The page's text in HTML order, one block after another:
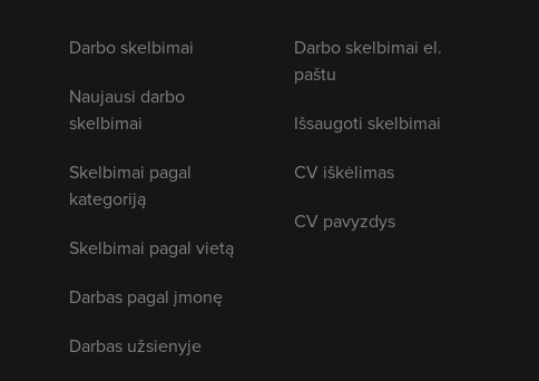
Darbo skelbimai
Naujausi darbo
skelbimai
Skelbimai pagal
kategoriją
Skelbimai pagal vietą
Darbas pagal įmonę
Darbas užsienyje
Darbo skelbimai el.
paštu
Išsaugoti skelbimai
CV iškėlimas
CV pavyzdys